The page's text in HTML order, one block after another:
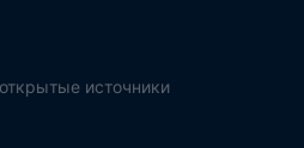
источники